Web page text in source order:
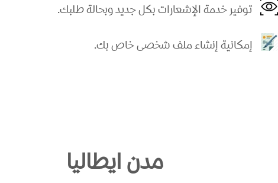
توفير خدمة الإشعارات بكل جديد وبحالة طلبك.
إمكانية إنشاء ملف شخصى خاص بك.
مدن ايطاليا